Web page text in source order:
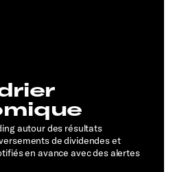
autour des résultats
de dividendes et
en avance avec des alertes